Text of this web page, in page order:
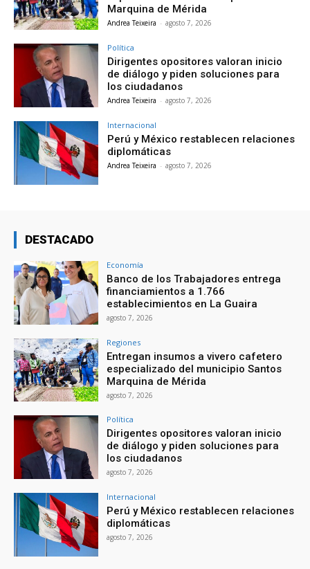
Marquina de Mérida
Andrea Teixeira - agosto 7, 2026
Política
Dirigentes opositores valoran inicio
de diálogo y piden soluciones para
los ciudadanos
Andrea Teixeira - agosto 7, 2026
Internacional
Perú y México restablecen relaciones
diplomáticas
Andrea Teixeira - agosto 7, 2026
DESTACADO
Economía
Banco de los Trabajadores entrega
financiamientos a 1.766
establecimientos en La Guaira
agosto 7, 2026
Regiones
Entregan insumos a vivero cafetero
especializado del municipio Santos
Marquina de Mérida
agosto 7, 2026
Política
Dirigentes opositores valoran inicio
de diálogo y piden soluciones para
los ciudadanos
agosto 7, 2026
Internacional
Perú y México restablecen relaciones
diplomáticas
agosto 7, 2026